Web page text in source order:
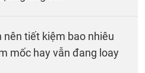
nên tiết kiệm bao nhiêu
mốc hay vẫn đang loay